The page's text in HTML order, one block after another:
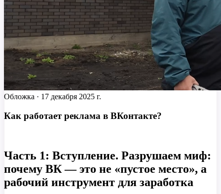
Обложка · 17 декабря 2025 г.
Как работает реклама в ВКонтакте?
Часть 1: Вступление. Разрушаем миф:
почему ВК — это не «пустое место», а
рабочий инструмент для заработка